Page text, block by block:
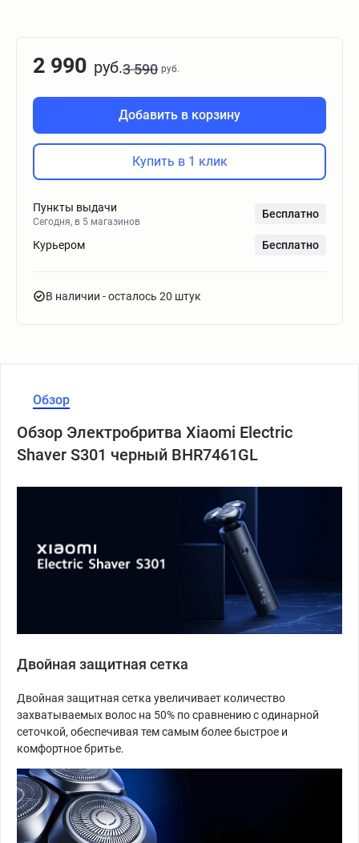
2 990 руб.3 590 руб.
Добавить в корзину
Купить в 1 клик
Пункты выдачи
Сегодня, в 5 магазинов
Бесплатно
Курьером Бесплатно
В наличии - осталось 20 штук
Обзор
Обзор Электробритва Xiaomi Electric
Shaver S301 черный BHR7461GL
Двойная защитная сетка
Двойная защитная сетка увеличивает количество
захватываемых волос на 50% по сравнению с одинарной
сеточкой, обеспечивая тем самым более быстрое и
комфортное бритье.